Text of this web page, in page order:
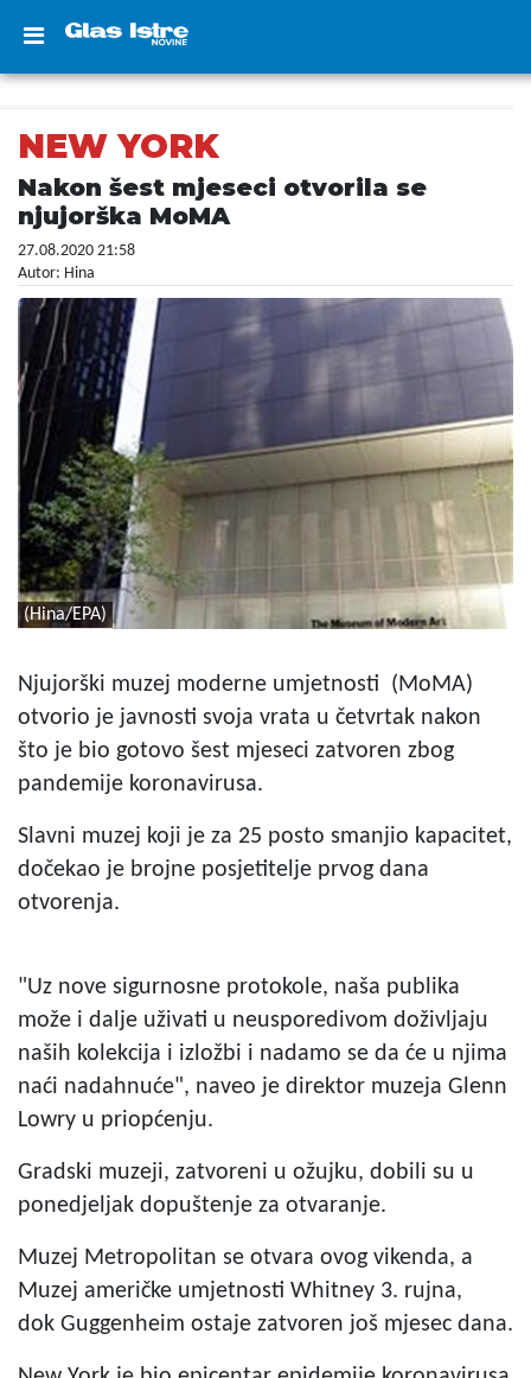
NEW YORK
Nakon šest mjeseci otvorila se
njujorška MoMA
27.08.2020 21:58
Autor: Hina
(Hina/EPA)
Njujorški muzej moderne umjetnosti (MoMA)
otvorio je javnosti svoja vrata u četvrtak nakon
što je bio gotovo šest mjeseci zatvoren zbog
pandemije koronavirusa.
Slavni muzej koji je za 25 posto smanjio kapacitet,
dočekao je brojne posjetitelje prvog dana
otvorenja.
"Uz nove sigurnosne protokole, naša publika
može i dalje uživati u neusporedivom doživljaju
naših kolekcija i izložbi i nadamo se da će u njima
naći nadahnuće", naveo je direktor muzeja Glenn
Lowry u priopćenju.
Gradski muzeji, zatvoreni u ožujku, dobili su u
ponedjeljak dopuštenje za otvaranje.
Muzej Metropolitan se otvara ovog vikenda, a
Muzej američke umjetnosti Whitney 3. rujna,
dok Guggenheim ostaje zatvoren još mjesec dana.